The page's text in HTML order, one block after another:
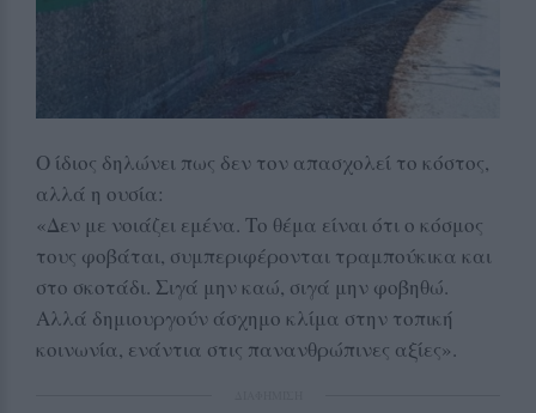
Ο ίδιος δηλώνει πως δεν τον απασχολεί το κόστος,
αλλά η ουσία:
«Δεν με νοιάζει εμένα. Το θέμα είναι ότι ο κόσμος
τους φοβάται, συμπεριφέρονται τραμπούκικα και
στο σκοτάδι. Σιγά μην καώ, σιγά μην φοβηθώ.
Αλλά δημιουργούν άσχημο κλίμα στην τοπική
κοινωνία, ενάντια στις πανανθρώπινες αξίες».